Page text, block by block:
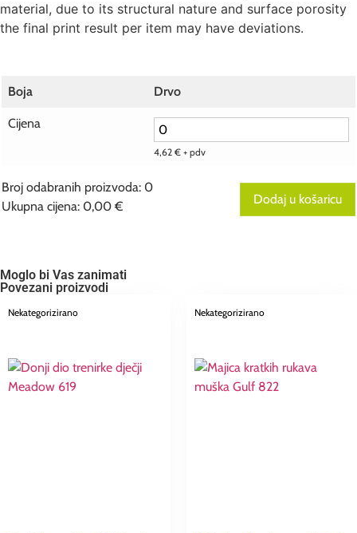
material, due to its structural nature and surface porosity
the final print result per item may have deviations.
Boja Drvo
Cijena
4,62 € + pdv
Broj odabranih proizvoda: 0
Ukupna cijena: 0,00 €
Your
total
0,00 €
Dodaj u košaricu
Moglo bi Vas zanimati
Povezani proizvodi
Nekategorizirano Nekategorizirano